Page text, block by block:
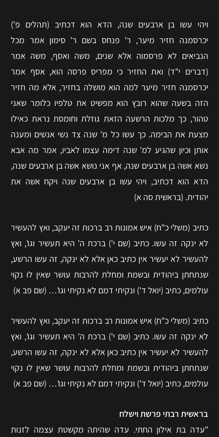
ויהי עשו בן ארבעים שנה, הדא הוא דכתיב (תהלים פ')
יכרסמנה חזיר מיער, ר' פנחס בשם ר' סימון אמר מכל
הנביאים לא פרסמוה אלא שנים, משה ואסף, משה אמר
(דברים י"ד) ואת החזיר כי מפריס פרסה הוא, אסף אמר
יכרסמנה חזיר מיער למה הוא מושלה בחזיר, אלא מה חזיר
הזה בשעה שהוא רובץ הוא מפשיט את טלפיו כלומר שאני
טהור, כך מלכות הרשעה הזאת גוזלת וחומסת נראת כאילו
מצעת את הבימה. כך עשו כל מ' שנה צד נשי אנשים ומענה
אותן וכיון שהגיע למ' שנה דימה עצמו לאביו, אמר מה אבא
נשא אשה בן ארבעים שנה, אף אני נושא אשה בן ארבעים שנה,
הדא הוא דכתיב, ויהי עשו בן ארבעים שנה ויקח אשה את
יהודית. (בראשית סה א)
כתיב (משלי כ"ח) איש אמונות רב ברכות זה יעקב, ואץ להעשיר
לא ינקה זה עשו. כתיב (שם י') ברכת ה' היא תעשיר וגו', ואץ
להעשיר לא יעשיר אין כתיב כאן אלא לא ינקה, זה עשו הרשע,
שנתחתן ביהודית ובשמת ומחלת להרבות עושר שאין לו נקוי
עולמים, כתיב (יואל ד') ונקיתי דמם לא נקיתי וגו'… (שם פב א)
כתיב (משלי כ"ח) איש אמונות רב ברכות זה יעקב, ואץ להעשיר
לא ינקה זה עשו. כתיב (שם י') ברכת ה' היא תעשיר וגו', ואץ
להעשיר לא יעשיר אין כתיב כאן אלא לא ינקה, זה עשו הרשע,
שנתחתן ביהודית ובשמת ומחלת להרבות עושר שאין לו נקוי
עולמים, כתיב (יואל ד') ונקיתי דמם לא נקיתי וגו'… (שם פב א)
בראשית רבתי פרשת וישלח
"עדה בת אילון החתי. עדה שהיתה מקשטת עצמה לזנות